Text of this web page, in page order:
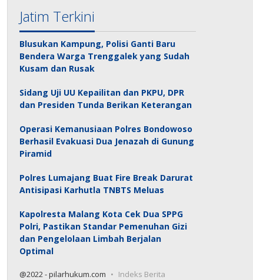
Jatim Terkini
Blusukan Kampung, Polisi Ganti Baru
Bendera Warga Trenggalek yang Sudah
Kusam dan Rusak
Sidang Uji UU Kepailitan dan PKPU, DPR
dan Presiden Tunda Berikan Keterangan
Operasi Kemanusiaan Polres Bondowoso
Berhasil Evakuasi Dua Jenazah di Gunung
Piramid
Polres Lumajang Buat Fire Break Darurat
Antisipasi Karhutla TNBTS Meluas
Kapolresta Malang Kota Cek Dua SPPG
Polri, Pastikan Standar Pemenuhan Gizi
dan Pengelolaan Limbah Berjalan
Optimal
@2022 - pilarhukum.com Indeks Berita